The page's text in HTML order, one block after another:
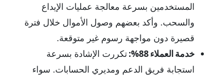
المستخدمين بسرعة معالجة عمليات الإيداع
والسحب. وأكد بعضهم وصول الأموال خلال فترة
قصيرة دون مواجهة رسوم غير متوقعة.
خدمة العملاء 88%:
تكررت الإشادة بسرعة
استجابة فريق الدعم ومديري الحسابات. سواء